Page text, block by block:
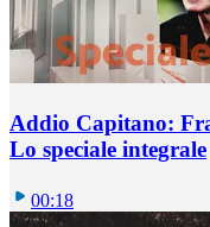
Addio Capitano:
Lo speciale integrale
00:18